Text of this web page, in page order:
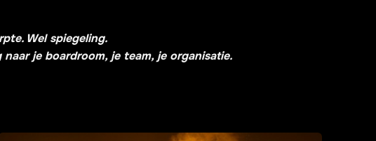
Wel spiegeling.
je boardroom, je team, je organisatie.